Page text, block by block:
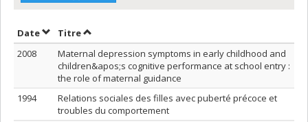
DateTrier par date en ordre croissant
TitreTrier par titre en ordre croissant
2008
Maternal depression symptoms in early childhood and
children&apos;s cognitive performance at school entry :
the role of maternal guidance
1994
Relations sociales des filles avec puberté précoce et
troubles du comportement